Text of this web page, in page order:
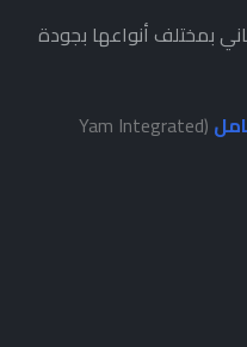
بمختلف أنواعها بجودة
(Yam Integrated